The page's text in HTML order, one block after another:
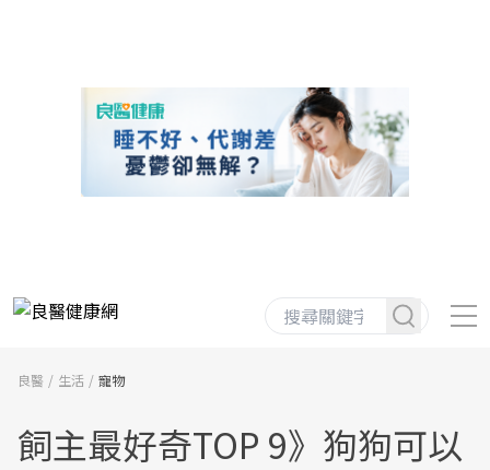
良醫 生活 寵物
飼主最好奇TOP 9》狗狗可以